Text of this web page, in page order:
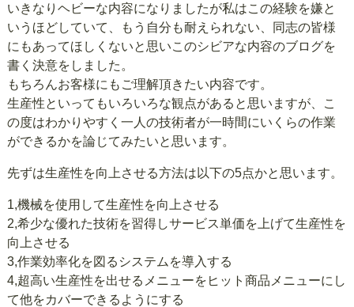
いきなりヘビーな内容になりましたが私はこの経験を嫌と
いうほどしていて、もう自分も耐えられない、同志の皆様
にもあってほしくないと思いこのシビアな内容のブログを
書く決意をしました。
もちろんお客様にもご理解頂きたい内容です。
生産性といってもいろいろな観点があると思いますが、こ
の度はわかりやすく一人の技術者が一時間にいくらの作業
ができるかを論じてみたいと思います。
先ずは生産性を向上させる方法は以下の5点かと思います。
1,機械を使用して生産性を向上させる
2,希少な優れた技術を習得しサービス単価を上げて生産性を
向上させる
3,作業効率化を図るシステムを導入する
4,超高い生産性を出せるメニューをヒット商品メニューにし
て他をカバーできるようにする